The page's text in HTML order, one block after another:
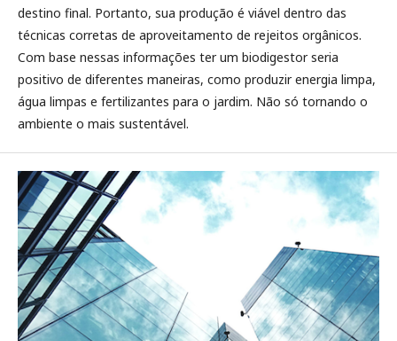
destino final. Portanto, sua produção é viável dentro das
técnicas corretas de aproveitamento de rejeitos orgânicos.
Com base nessas informações ter um biodigestor seria
positivo de diferentes maneiras, como produzir energia limpa,
água limpas e fertilizantes para o jardim. Não só tornando o
ambiente o mais sustentável.